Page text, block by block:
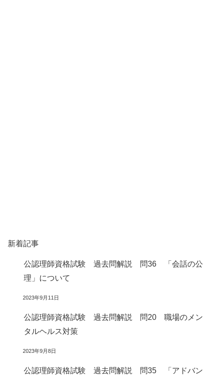
新着記事
公認理師資格試験 過去問解説 問36 「会話の公
理」について
2023年9月11日
公認理師資格試験 過去問解説 問20 職場のメン
タルヘルス対策
2023年9月8日
公認理師資格試験 過去問解説 問35 「アドバン